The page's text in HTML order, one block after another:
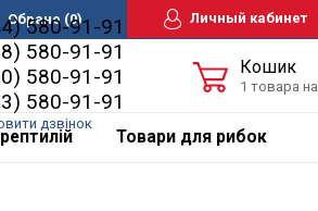
Обране(0) Личный кабинет
580-91-91
580-91-91
580-91-91
580-91-91
дзвінок
Кошик
1 товара
Товари для рибок